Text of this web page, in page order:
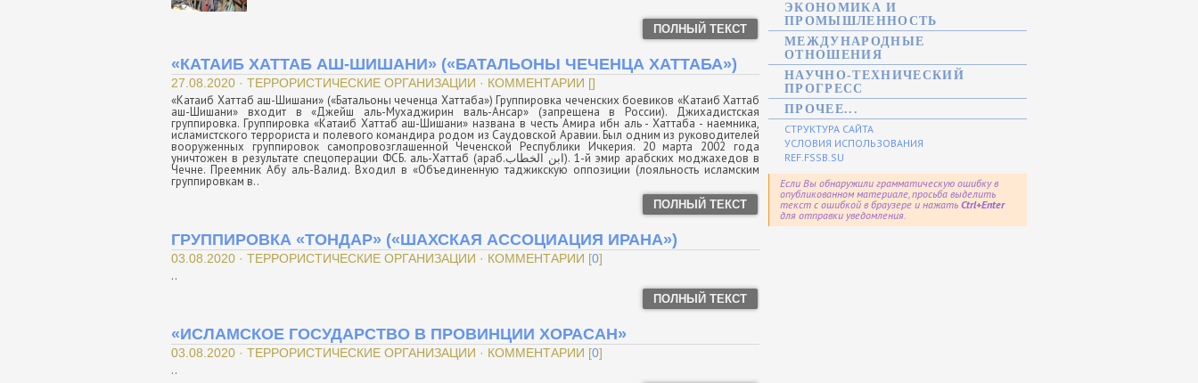
ПОЛНЫЙ ТЕКСТ
«КАТАИБ ХАТТАБ АШ-ШИШАНИ» («БАТАЛЬОНЫ ЧЕЧЕНЦА ХАТТАБА»)
27.08.2020 · ТЕРРОРИСТИЧЕСКИЕ ОРГАНИЗАЦИИ · КОММЕНТАРИИ []
«Катаиб Хаттаб аш-Шишани» («Батальоны чеченца Хаттаба») Группировка чеченских боевиков «Катаиб Хаттаб
аш-Шишани» входит в «Джейш аль-Мухаджирин валь-Ансар» (запрещена в России). Джихадистская
группировка. Группировка «Катаиб Хаттаб аш-Шишани» названа в честь Амира ибн аль - Хаттаба - наемника,
исламистского террориста и полевого командира родом из Саудовской Аравии. Был одним из руководителей
вооруженных группировок самопровозглашенной Чеченской Республики Ичкерия. 20 марта 2002 года
уничтожен в результате спецоперации ФСБ. аль-Хаттаб (араб.ابن الخطاب). 1-й эмир арабских моджахедов в
Чечне. Преемник Абу аль-Валид. Входил в «Объединенную таджикскую оппозиции (лояльность исламским
группировкам в..
ПОЛНЫЙ ТЕКСТ
ГРУППИРОВКА «ТОНДАР» («ШАХСКАЯ АССОЦИАЦИЯ ИРАНА»)
03.08.2020 · ТЕРРОРИСТИЧЕСКИЕ ОРГАНИЗАЦИИ · КОММЕНТАРИИ [0]
..
ПОЛНЫЙ ТЕКСТ
«ИСЛАМСКОЕ ГОСУДАРСТВО В ПРОВИНЦИИ ХОРАСАН»
03.08.2020 · ТЕРРОРИСТИЧЕСКИЕ ОРГАНИЗАЦИИ · КОММЕНТАРИИ [0]
..
ЭКОНОМИКА И
ПРОМЫШЛЕННОСТЬ
МЕЖДУНАРОДНЫЕ
ОТНОШЕНИЯ
НАУЧНО-ТЕХНИЧЕСКИЙ
ПРОГРЕСС
ПРОЧЕЕ...
СТРУКТУРА САЙТА
УСЛОВИЯ ИСПОЛЬЗОВАНИЯ
REF.FSSB.SU
Если Вы обнаружили грамматическую ошибку в
опубликованном материале, просьба выделить
текст с ошибкой в браузере и нажать Ctrl+Enter
для отправки уведомления.